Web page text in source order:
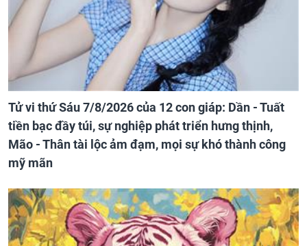
Tử vi thứ Sáu 7/8/2026 của 12 con giáp: Dần - Tuất
tiền bạc đầy túi, sự nghiệp phát triển hưng thịnh,
Mão - Thân tài lộc ảm đạm, mọi sự khó thành công
mỹ mãn